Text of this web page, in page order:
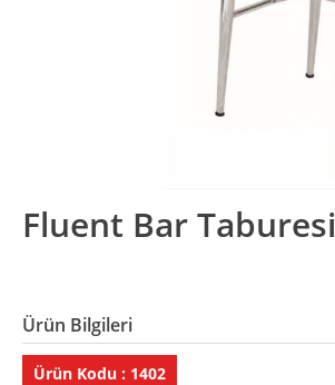
Fluent Bar Taburesi
Ürün Bilgileri
Ürün Kodu : 1402